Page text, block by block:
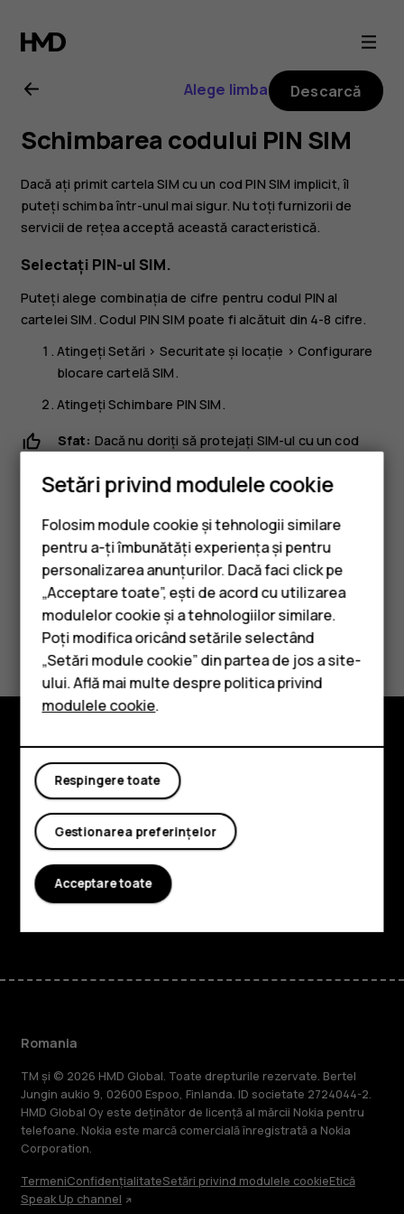
Ghid
de
utilizare
Nokia
8
Sirocco
Smartphone-uri
Telefoane clasice
Accesorii
Tablete
Alege limba Descarcă
Schimbarea codului PIN SIM
Dacă ați primit cartela SIM cu un cod PIN SIM implicit, îl
puteți schimba într-unul mai sigur. Nu toți furnizorii de
servicii de rețea acceptă această caracteristică.
Selectați PIN-ul SIM.
Puteți alege combinația de cifre pentru codul PIN al
cartelei SIM. Codul PIN SIM poate fi alcătuit din 4-8 cifre.
AtingețiSetări > Securitate și locație > Configurare
blocare cartelă SIM.
AtingețiSchimbare PIN SIM.
Sfat: Dacă nu doriți să protejați SIM-ul cu un cod
comutațiBlocare cartelă SIM la Dezactivatși
Considerați utile aceste informații?
Da Nu
Explorează
Despre
Planet and people
Asistență
FacebookInstagram
TiktokYoutube
Romania
TM și © 2026 HMD Global. Toate drepturile rezervate. Bertel
Jungin aukio 9, 02600 Espoo, Finlanda. ID societate 2724044-2.
HMD Global Oy este deținător de licență al mărcii Nokia pentru
telefoane. Nokia este marcă comercială înregistrată a Nokia
Corporation.
TermeniConfidențialitateSetări privind modulele cookieEtică
Speak Up channel
Setări privind modulele cookie
Folosim module cookie și tehnologii similare
pentru a-ți îmbunătăți experiența și pentru
personalizarea anunțurilor. Dacă faci click pe
„Acceptare toate”, ești de acord cu utilizarea
modulelor cookie și a tehnologiilor similare.
Poți modifica oricând setările selectând
„Setări module cookie” din partea de jos a site-
ului. Află mai multe despre politica privind
modulele cookie.
Respingere toate
Gestionarea preferințelor
Acceptare toate